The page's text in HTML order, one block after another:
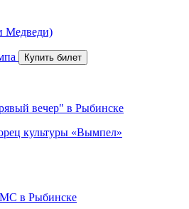
Медведи)
вечер" в Рыбинске
культуры «Вымпел»
в Рыбинске